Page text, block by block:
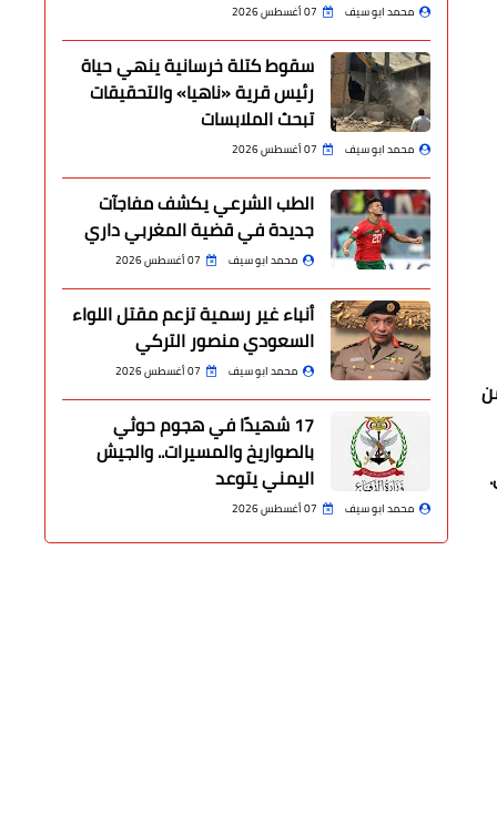
محمد ابو سيف 07 أغسطس 2026
سقوط كتلة خرسانية ينهي حياة
رئيس قرية «ناهيا» والتحقيقات
تبحث الملابسات
محمد ابو سيف 07 أغسطس 2026
الطب الشرعي يكشف مفاجآت
جديدة في قضية المغربي داري
محمد ابو سيف 07 أغسطس 2026
أنباء غير رسمية تزعم مقتل اللواء
السعودي منصور التركي
محمد ابو سيف 07 أغسطس 2026
17 شهيدًا في هجوم حوثي
بالصواريخ والمسيرات.. والجيش
اليمني يتوعد
محمد ابو سيف 07 أغسطس 2026